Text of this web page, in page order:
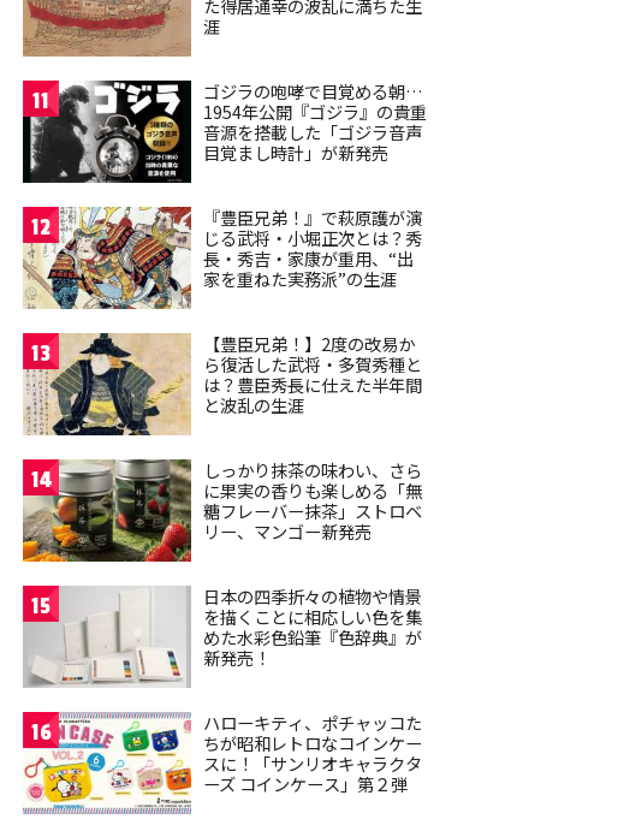
た得居通幸の波乱に満ちた生
涯
11
ゴジラの咆哮で目覚める朝…
1954年公開『ゴジラ』の貴重
音源を搭載した「ゴジラ音声
目覚まし時計」が新発売
12
『豊臣兄弟！』で萩原護が演
じる武将・小堀正次とは？秀
長・秀吉・家康が重用、“出
家を重ねた実務派”の生涯
13
【豊臣兄弟！】2度の改易か
ら復活した武将・多賀秀種と
は？豊臣秀長に仕えた半年間
と波乱の生涯
14
しっかり抹茶の味わい、さら
に果実の香りも楽しめる「無
糖フレーバー抹茶」ストロベ
リー、マンゴー新発売
15
日本の四季折々の植物や情景
を描くことに相応しい色を集
めた水彩色鉛筆『色辞典』が
新発売！
16
ハローキティ、ポチャッコた
ちが昭和レトロなコインケー
スに！「サンリオキャラクタ
ーズ コインケース」第２弾